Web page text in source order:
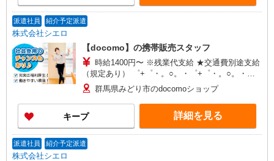
派遣社員 紹介予定派遣
株式会社シエロ
【docomo】の携帯販売スタッフ
時給1400円〜 ※残業代支給 ★交通費別途支給
（規定あり） ゜+゜・。○。・゜+゜・。○。・゜
+゜ 入社祝い金10万円支給(規定有) お友達を紹介
頂くと, インセンティブ支給(規定有) ★月2回払
い・週払い可能（規程有）★ ゜・。○。・゜
+゜・。○。・゜+゜
群馬県みどり市のdocomoショップ
キープ 詳細を見る
派遣社員 紹介予定派遣
株式会社シエロ